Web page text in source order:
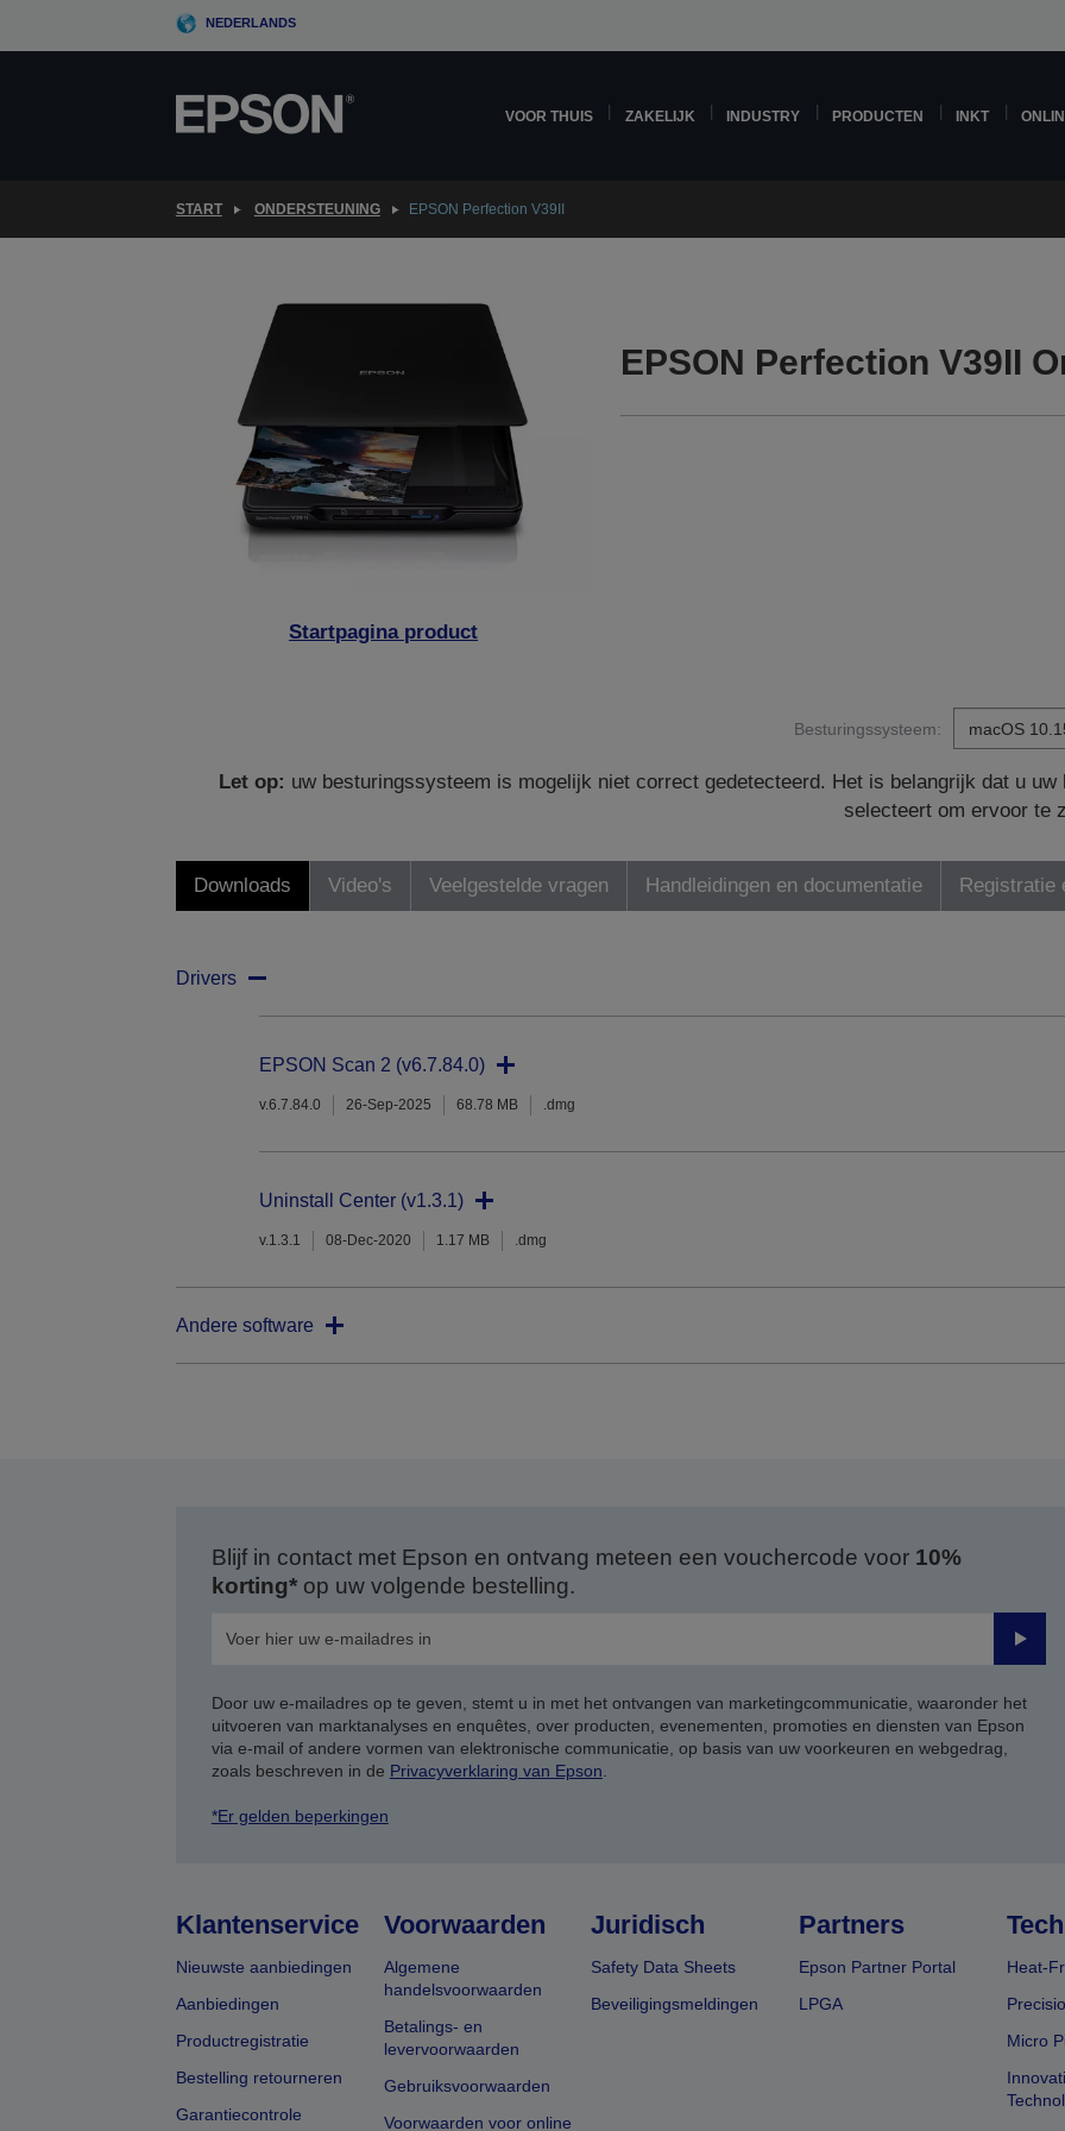
NEDERLANDS
VOOR THUIS ZAKELIJK INDUSTRY PRODUCTEN INKT
START ONDERSTEUNING EPSON Perfection V39II
Startpagina product
EPSON Perfection V39II
Besturingssysteem:
Let op: uw besturingssysteem is mogelijk niet correct gedetecteerd. Het is belangrijk dat u
selecteert om ervoor te
Downloads Video's Veelgestelde vragen Handleidingen en documentatie Registratie
Drivers
EPSON Scan 2 (v6.7.84.0)
v.6.7.84.0 26-Sep-2025 68.78 MB .dmg
Uninstall Center (v1.3.1)
v.1.3.1 08-Dec-2020 1.17 MB .dmg
Andere software
Blijf in contact met Epson en ontvang meteen een vouchercode voor 10%
korting*op uw volgende bestelling.
Door uw e-mailadres op te geven, stemt u in met het ontvangen van marketingcommunicatie, waaronder het
uitvoeren van marktanalyses en enquêtes, over producten, evenementen, promoties en diensten van Epson
via e-mail of andere vormen van elektronische communicatie, op basis van uw voorkeuren en webgedrag,
zoals beschreven in de Privacyverklaring van Epson.
*Er gelden beperkingen
Klantenservice
Nieuwste aanbiedingen
Aanbiedingen
Productregistratie
Bestelling retourneren
Garantiecontrole
Voorwaarden
Algemene
handelsvoorwaarden
Betalings- en
levervoorwaarden
Gebruiksvoorwaarden
Voorwaarden voor online
Juridisch
Safety Data Sheets
Beveiligingsmeldingen
Partners
Epson Partner Portal
LPGA
Heat-
Micro